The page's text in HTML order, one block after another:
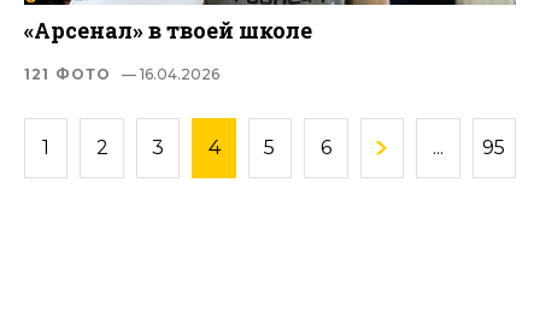
«Арсенал» в твоей школе
121 ФОТО — 16.04.2026
1 2 3 4 5 6 ... 95